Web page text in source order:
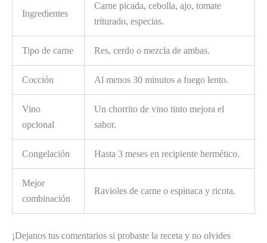
Ingredientes
Carne picada, cebolla, ajo, tomate
triturado, especias.
Tipo de carne Res, cerdo o mezcla de ambas.
Cocción Al menos 30 minutos a fuego lento.
Vino
opcional
Un chorrito de vino tinto mejora el
sabor.
Congelación Hasta 3 meses en recipiente hermético.
Mejor
combinación
Ravioles de carne o espinaca y ricota.
¡Dejanos tus comentarios si probaste la receta y no olvides